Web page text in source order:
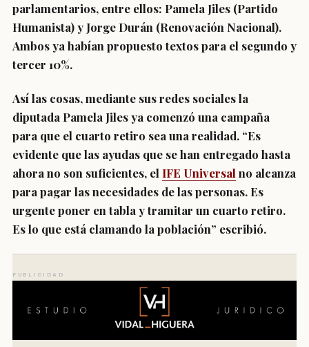
parlamentarios, entre ellos: Pamela Jiles (Partido
Humanista) y Jorge Durán (Renovación Nacional).
Ambos ya habían propuesto textos para el segundo y
tercer 10%.
Así las cosas, mediante sus redes sociales la
diputada Pamela Jiles ya comenzó una campaña
para que el cuarto retiro sea una realidad. “Es
evidente que las ayudas que se han entregado hasta
ahora no son suficientes, el IFE Universal no alcanza
para pagar las necesidades de las personas. Es
urgente poner en tabla y tramitar un cuarto retiro.
Es lo que está clamando la población” escribió.
PUBLICIDAD